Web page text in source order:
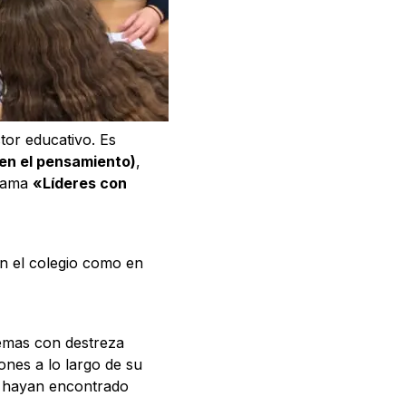
educativo. Es
el pensamiento),
«Líderes con
el colegio como en
con destreza
a lo largo de su
encontrado